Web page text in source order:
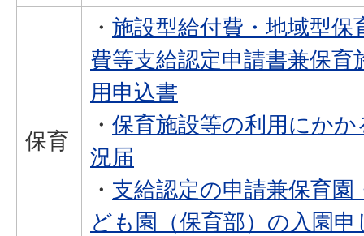
保育
・ 施設型給付費・地域型保
費等支給認定申請書兼保育
用申込書
・ 保育施設等の利用にかか
況届
・ 支給認定の申請兼保育園
ども園（保育部）の入園申